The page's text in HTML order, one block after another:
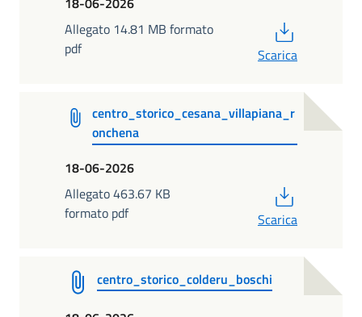
Allegato 14.81 MB formato
pdf
Scarica
centro_storico_cesana_villapiana_r
onchena
18-06-2026
Allegato 463.67 KB
formato pdf
Scarica
centro_storico_colderu_boschi